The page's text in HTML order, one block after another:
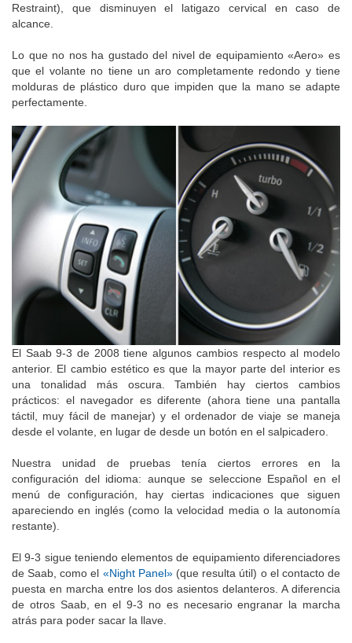
Restraint), que disminuyen el latigazo cervical en caso de
alcance.
Lo que no nos ha gustado del nivel de equipamiento «Aero» es
que el volante no tiene un aro completamente redondo y tiene
molduras de plástico duro que impiden que la mano se adapte
perfectamente.
El Saab 9-3 de 2008 tiene algunos cambios respecto al modelo
anterior. El cambio estético es que la mayor parte del interior es
una tonalidad más oscura. También hay ciertos cambios
prácticos: el navegador es diferente (ahora tiene una pantalla
táctil, muy fácil de manejar) y el ordenador de viaje se maneja
desde el volante, en lugar de desde un botón en el salpicadero.
Nuestra unidad de pruebas tenía ciertos errores en la
configuración del idioma: aunque se seleccione Español en el
menú de configuración, hay ciertas indicaciones que siguen
apareciendo en inglés (como la velocidad media o la autonomía
restante).
El 9-3 sigue teniendo elementos de equipamiento diferenciadores
de Saab, como el «Night Panel»(que resulta útil) o el contacto de
puesta en marcha entre los dos asientos delanteros. A diferencia
de otros Saab, en el 9-3 no es necesario engranar la marcha
atrás para poder sacar la llave.